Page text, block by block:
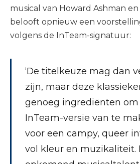
musical van Howard Ashman
belooft opnieuw een
volgens de InTeam-signatuur:
‘De titelkeuze mag dan
zijn, maar deze
genoeg ingrediënten om
InTeam-versie van te
voor een campy, queer
vol kleur en muzikaliteit.